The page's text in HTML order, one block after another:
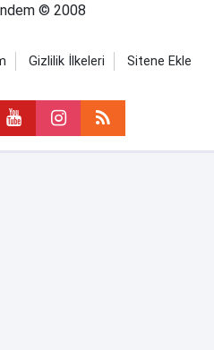
© 2008
Gizlilik İlkeleri Sitene Ekle